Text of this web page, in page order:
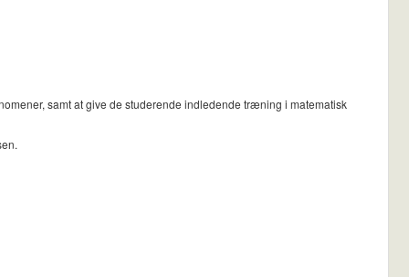
samt at give de studerende indledende træning i matematisk